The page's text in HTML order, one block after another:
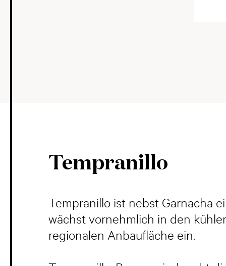
Tempranillo
Tempranillo ist nebst Garnacha
wächst vornehmlich in den
regionalen Anbaufläche ein.